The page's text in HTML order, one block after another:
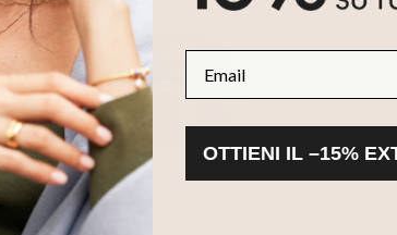
OTTIENI IL –15%